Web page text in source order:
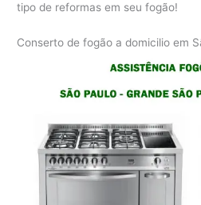
tipo de reformas em seu fogão!
Conserto de fogão a domicilio em